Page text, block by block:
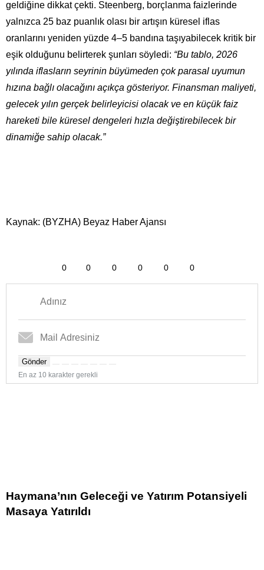
geldiğine dikkat çekti. Steenberg, borçlanma faizlerinde
yalnızca 25 baz puanlık olası bir artışın küresel iflas
oranlarını yeniden yüzde 4–5 bandına taşıyabilecek kritik bir
eşik olduğunu belirterek şunları söyledi: “Bu tablo, 2026
yılında iflasların seyrinin büyümeden çok parasal uyumun
hızına bağlı olacağını açıkça gösteriyor. Finansman maliyeti,
gelecek yılın gerçek belirleyicisi olacak ve en küçük faiz
hareketi bile küresel dengeleri hızla değiştirebilecek bir
dinamiğe sahip olacak.”
Kaynak: (BYZHA) Beyaz Haber Ajansı
0 0 0 0 0 0
Gönder
En az 10 karakter gerekli
Haymana’nın Geleceği ve Yatırım Potansiyeli
Masaya Yatırıldı